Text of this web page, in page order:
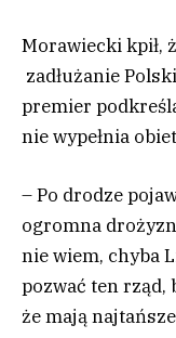
Morawiecki kpił,
zadłużanie
premier
nie wypełnia
– Po drodze
ogromna
nie wiem, chyba
pozwać ten rząd,
że mają